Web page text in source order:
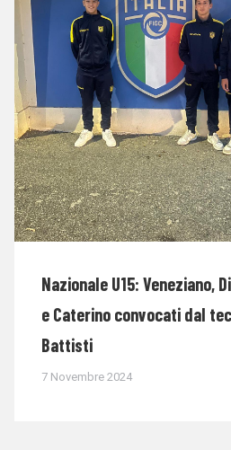
Nazionale U15: Veneziano,
e Caterino convocati dal
Battisti
7 Novembre 2024